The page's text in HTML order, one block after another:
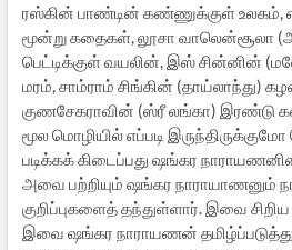
ரஸ்கின் பாண்டின் கண்ணுக்குள் உலகம்,
மூன்று கதைகள், லூசா வாலென்சூலா
பெட்டிக்குள் வயலின், இஸ் சின்னின்
மரம், சாம்ராம் சிங்கின் (தாய்லாந்து)
குணசேகராவின் (ஸ்ரீ லங்கா) இரண்டு
மூல மொழியில் எப்படி
படிக்கக் கிடைப்பது ஷங்கர
அவை பற்றியும் ஷங்கர
குறிப்புகளைத் தந்துள்ளார். இவை
இவை ஷங்கர நாராயணன் தமிழ்ப்படுத்தும்